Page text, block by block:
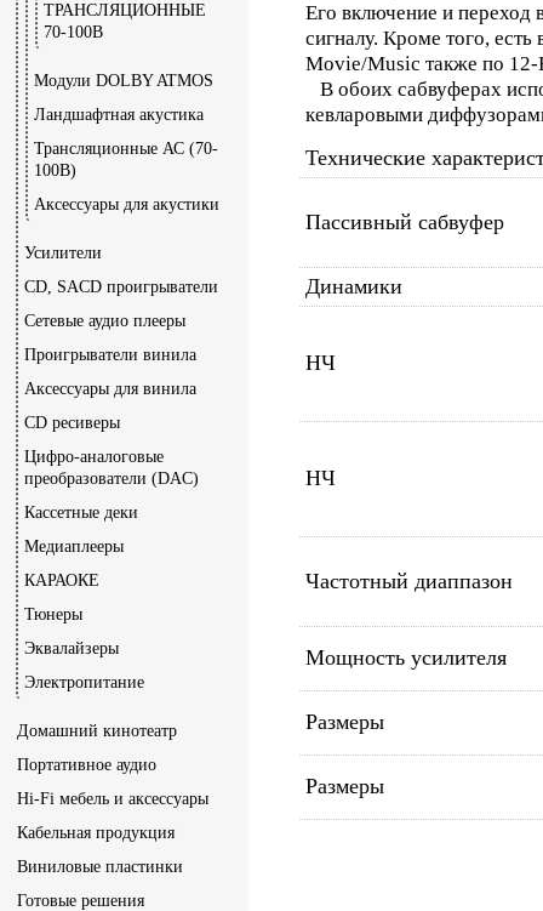
ТРАНСЛЯЦИОННЫЕ
70-100В
Модули DOLBY ATMOS
Ландшафтная акустика
Трансляционные АС (70-
100В)
Аксессуары для акустики
Усилители
CD, SACD проигрыватели
Сетевые аудио плееры
Проигрыватели винила
Аксессуары для винила
CD ресиверы
Цифро-аналоговые
преобразователи (DAC)
Кассетные деки
Медиаплееры
КАРАОКЕ
Тюнеры
Эквалайзеры
Электропитание
Домашний кинотеатр
Портативное аудио
Hi-Fi мебель и аксессуары
Кабельная продукция
Виниловые пластинки
Готовые решения
Его включение и переход
сигналу. Кроме того,
Movie/Music также по 12-
В обоих сабвуферах
кевларовыми
Технические
Пассивный сабвуфер
Динамики
НЧ
НЧ
Частотный диаппазон
Мощность усилителя
Размеры
Размеры